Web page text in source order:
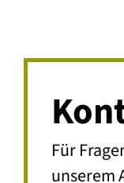
Für
unserem